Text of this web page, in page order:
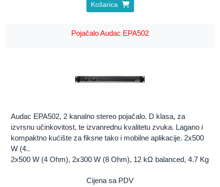
Košarica
Pojačalo Audac EPA502
Audac EPA502, 2 kanalno stereo pojačalo. D klasa, za
izvrsnu učinkovitost, te izvanrednu kvalitetu zvuka. Lagano i
kompaktno kućište za fiksne tako i mobilne aplikacije. 2x500
W (4..
2x500 W (4 Ohm), 2x300 W (8 Ohm), 12 kΩ balanced, 4.7 Kg
Cijena sa PDV